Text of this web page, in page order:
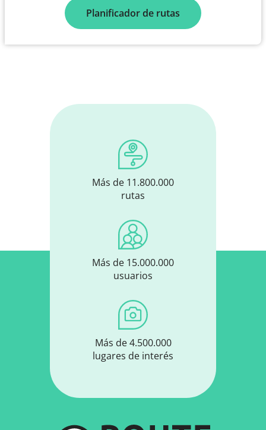
Planificador de rutas
Más de 11.800.000
rutas
Más de 15.000.000
usuarios
Más de 4.500.000
lugares de interés